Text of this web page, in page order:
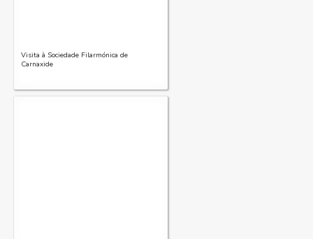
Visita à Sociedade Filarmónica de
Carnaxide